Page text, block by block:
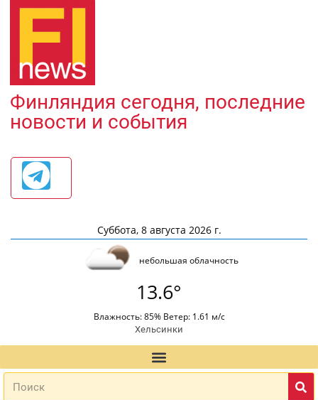
Финляндия сегодня, последние
новости и события
Суббота, 8 августа 2026 г.
небольшая облачность
13.6°
Влажность: 85% Ветер: 1.61 м/с
Хельсинки